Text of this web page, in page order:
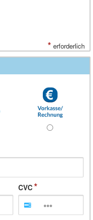
* erforderlich
CVC